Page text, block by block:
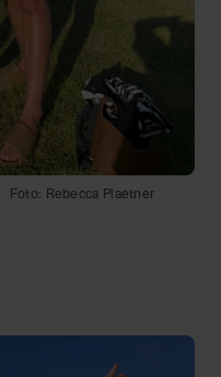
Foto: Rebecca Plaetner